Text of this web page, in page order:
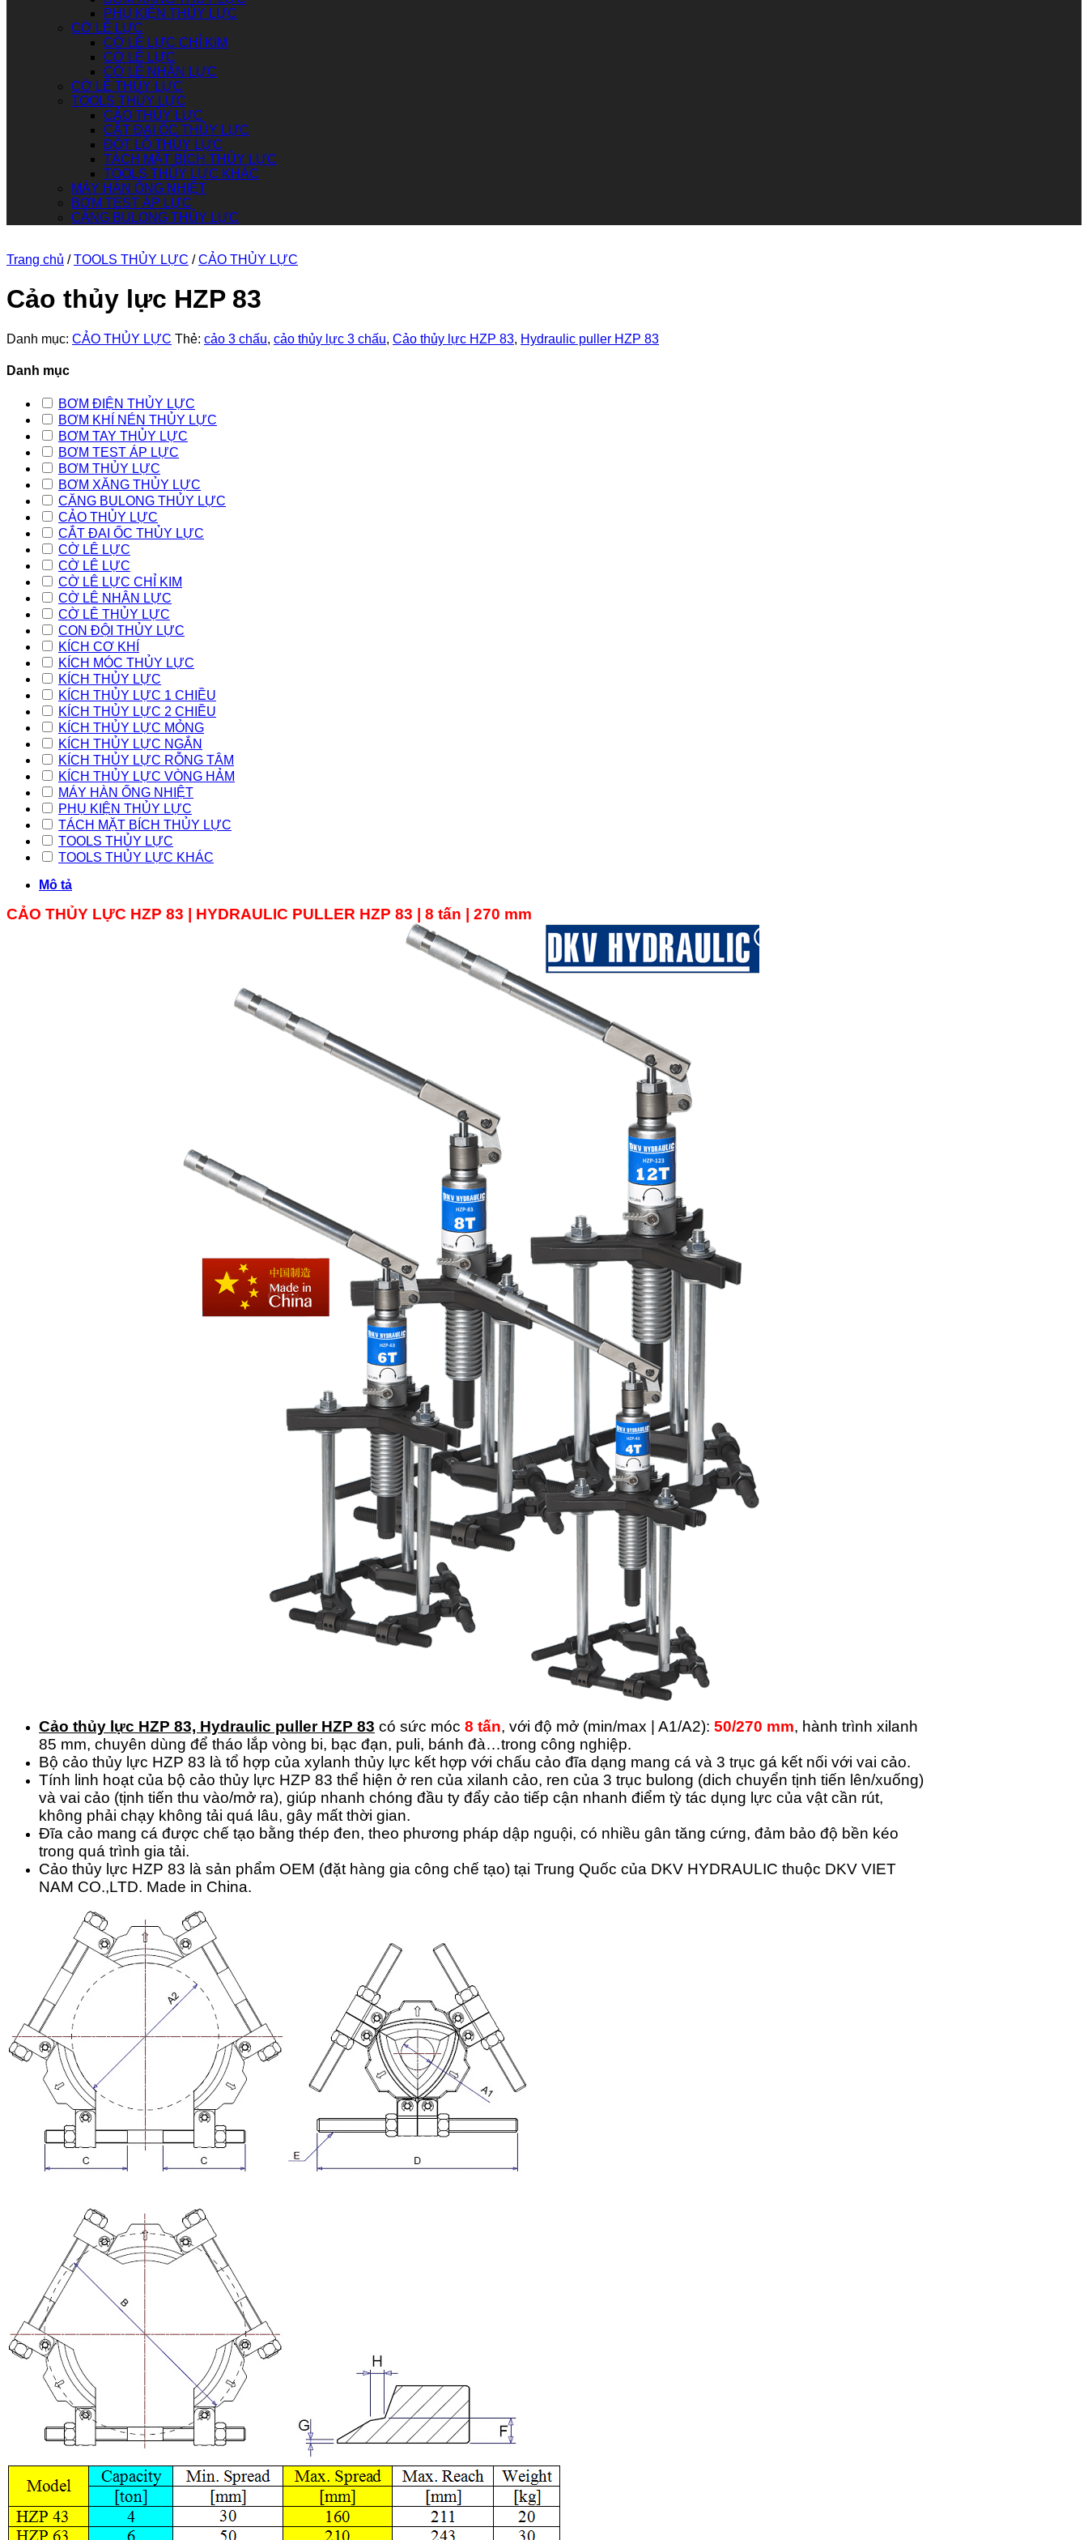
PHỤ KIỆN THỦY LỰC
CỜ LÊ LỰC
CỜ LÊ LỰC CHỈ KIM
CỜ LÊ LỰC
CỜ LÊ NHÂN LỰC
CỜ LÊ THỦY LỰC
TOOLS THỦY LỰC
CẢO THỦY LỰC
CẮT ĐAI ỐC THỦY LỰC
ĐỘT LỖ THỦY LỰC
TÁCH MẶT BÍCH THỦY LỰC
TOOLS THỦY LỰC KHÁC
MÁY HÀN ỐNG NHIỆT
BƠM TEST ÁP LỰC
CĂNG BULONG THỦY LỰC
Trang chủ / TOOLS THỦY LỰC / CẢO THỦY LỰC
Cảo thủy lực HZP 83
Danh mục: CẢO THỦY LỰC Thẻ: cảo 3 chấu, cảo thủy lực 3 chấu, Cảo thủy lực HZP 83, Hydraulic puller HZP 83
Danh mục
BƠM ĐIỆN THỦY LỰC
BƠM KHÍ NÉN THỦY LỰC
BƠM TAY THỦY LỰC
BƠM TEST ÁP LỰC
BƠM THỦY LỰC
BƠM XĂNG THỦY LỰC
CĂNG BULONG THỦY LỰC
CẢO THỦY LỰC
CẮT ĐAI ỐC THỦY LỰC
CỜ LÊ LỰC
CỜ LÊ LỰC
CỜ LÊ LỰC CHỈ KIM
CỜ LÊ NHÂN LỰC
CỜ LÊ THỦY LỰC
CON ĐỘI THỦY LỰC
KÍCH CƠ KHÍ
KÍCH MÓC THỦY LỰC
KÍCH THỦY LỰC
KÍCH THỦY LỰC 1 CHIỀU
KÍCH THỦY LỰC 2 CHIỀU
KÍCH THỦY LỰC MỎNG
KÍCH THỦY LỰC NGẮN
KÍCH THỦY LỰC RỖNG TÂM
KÍCH THỦY LỰC VÒNG HẢM
MÁY HÀN ỐNG NHIỆT
PHỤ KIỆN THỦY LỰC
TÁCH MẶT BÍCH THỦY LỰC
TOOLS THỦY LỰC
TOOLS THỦY LỰC KHÁC
Mô tả
CẢO THỦY LỰC HZP 83 | HYDRAULIC PULLER HZP 83 | 8 tấn | 270 mm
Cảo thủy lực HZP 83, Hydraulic puller HZP 83 có sức móc 8 tấn, với độ mở (min/max | A1/A2): 50/270 mm, hành trình xilanh
85 mm, chuyên dùng để tháo lắp vòng bi, bạc đạn, puli, bánh đà…trong công nghiệp.
Bộ cảo thủy lực HZP 83 là tổ hợp của xylanh thủy lực kết hợp với chấu cảo đĩa dạng mang cá và 3 trục gá kết nối với vai cảo.
Tính linh hoạt của bộ cảo thủy lực HZP 83 thể hiện ở ren của xilanh cảo, ren của 3 trục bulong (dich chuyển tịnh tiến lên/xuống)
và vai cảo (tịnh tiến thu vào/mở ra), giúp nhanh chóng đầu ty đẩy cảo tiếp cận nhanh điểm tỳ tác dụng lực của vật cần rút,
không phải chạy không tải quá lâu, gây mất thời gian.
Đĩa cảo mang cá được chế tạo bằng thép đen, theo phương pháp dập nguội, có nhiều gân tăng cứng, đảm bảo độ bền kéo
trong quá trình gia tải.
Cảo thủy lực HZP 83 là sản phẩm OEM (đặt hàng gia công chế tạo) tại Trung Quốc của DKV HYDRAULIC thuộc DKV VIET
NAM CO.,LTD. Made in China.